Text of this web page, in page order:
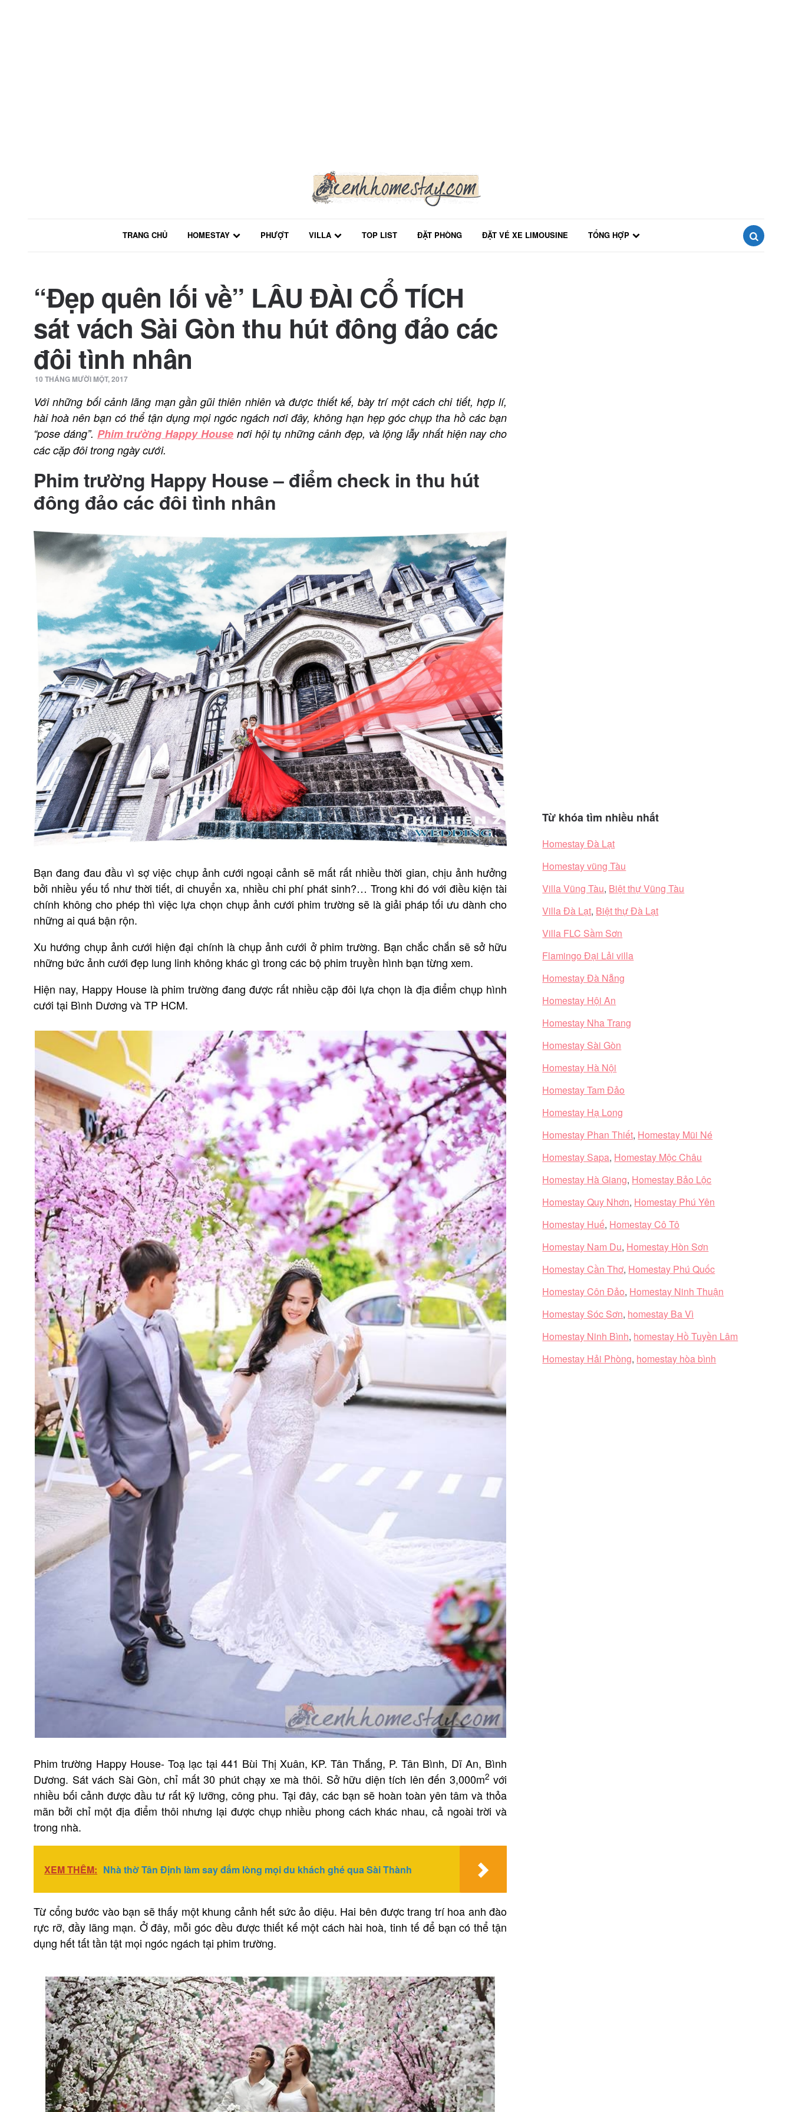
TRANG CHỦ HOMESTAY PHƯỢT VILLA TOP LIST ĐẶT PHÒNG ĐẶT VÉ XE LIMOUSINE
TỔNG HỢP
“Đẹp quên lối về” LÂU ĐÀI CỔ TÍCH
sát vách Sài Gòn thu hút đông đảo các
đôi tình nhân
10 THÁNG MƯỜI MỘT, 2017
Với những bối cảnh lãng mạn gần gũi thiên nhiên và được thiết kế, bày trí một cách chi tiết, hợp lí,
hài hoà nên bạn có thể tận dụng mọi ngóc ngách nơi đây, không hạn hẹp góc chụp tha hồ các bạn
“pose dáng”. Phim trường Happy House nơi hội tụ những cảnh đẹp, và lộng lẫy nhất hiện nay cho
các cặp đôi trong ngày cưới.
Phim trường Happy House – điểm check in thu hút
đông đảo các đôi tình nhân
Bạn đang đau đầu vì sợ việc chụp ảnh cưới ngoại cảnh sẽ mất rất nhiều thời gian, chịu ảnh hưởng
bởi nhiều yếu tố như thời tiết, di chuyển xa, nhiều chi phí phát sinh?… Trong khi đó với điều kiện tài
chính không cho phép thì việc lựa chọn chụp ảnh cưới phim trường sẽ là giải pháp tối ưu dành cho
những ai quá bận rộn.
Xu hướng chụp ảnh cưới hiện đại chính là chụp ảnh cưới ở phim trường. Bạn chắc chắn sẽ sở hữu
những bức ảnh cưới đẹp lung linh không khác gì trong các bộ phim truyền hình bạn từng xem.
Hiện nay, Happy House là phim trường đang được rất nhiều cặp đôi lựa chọn là địa điểm chụp hình
cưới tại Bình Dương và TP HCM.
Phim trường Happy House- Toạ lạc tại 441 Bùi Thị Xuân, KP. Tân Thắng, P. Tân Bình, Dĩ An, Bình
Dương. Sát vách Sài Gòn, chỉ mất 30 phút chạy xe mà thôi. Sở hữu diện tích lên đến 3,000m2 với
nhiều bối cảnh được đầu tư rất kỹ lưỡng, công phu. Tại đây, các bạn sẽ hoàn toàn yên tâm và thỏa
mãn bởi chỉ một địa điểm thôi nhưng lại được chụp nhiều phong cách khác nhau, cả ngoài trời và
trong nhà.
XEM THÊM: Nhà thờ Tân Định làm say đắm lòng mọi du khách ghé qua Sài Thành
Từ cổng bước vào bạn sẽ thấy một khung cảnh hết sức ảo diệu. Hai bên được trang trí hoa anh đào
rực rỡ, đầy lãng mạn. Ở đây, mỗi góc đều được thiết kế một cách hài hoà, tinh tế để bạn có thể tận
dụng hết tất tần tật mọi ngóc ngách tại phim trường.
Từ khóa tìm nhiều nhất
Homestay Đà Lạt
Homestay vũng Tàu
Villa Vũng Tàu, Biệt thự Vũng Tàu
Villa Đà Lạt, Biệt thự Đà Lạt
Villa FLC Sầm Sơn
Flamingo Đại Lải villa
Homestay Đà Nẵng
Homestay Hội An
Homestay Nha Trang
Homestay Sài Gòn
Homestay Hà Nội
Homestay Tam Đảo
Homestay Hạ Long
Homestay Phan Thiết, Homestay Mũi Né
Homestay Sapa, Homestay Mộc Châu
Homestay Hà Giang, Homestay Bảo Lộc
Homestay Quy Nhơn, Homestay Phú Yên
Homestay Huế, Homestay Cô Tô
Homestay Nam Du, Homestay Hòn Sơn
Homestay Cần Thơ, Homestay Phú Quốc
Homestay Côn Đảo, Homestay Ninh Thuận
Homestay Sóc Sơn, homestay Ba Vì
Homestay Ninh Bình, homestay Hồ Tuyền Lâm
Homestay Hải Phòng, homestay hòa bình